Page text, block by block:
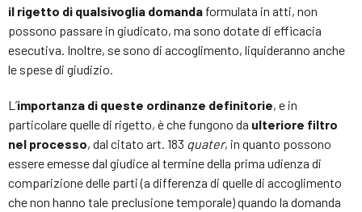
il rigetto di qualsivoglia domanda formulata in atti, non
possono passare in giudicato, ma sono dotate di efficacia
esecutiva. Inoltre, se sono di accoglimento, liquideranno anche
le spese di giudizio.
L’importanza di queste ordinanze definitorie, e in
particolare quelle di rigetto, è che fungono da ulteriore filtro
nel processo, dal citato art. 183 quater, in quanto possono
essere emesse dal giudice al termine della prima udienza di
comparizione delle parti (a differenza di quelle di accoglimento
che non hanno tale preclusione temporale) quando la domanda